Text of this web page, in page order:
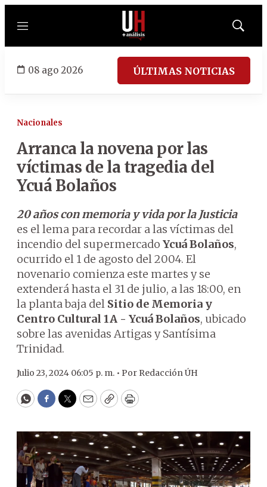
Menú
Mostrar
08 ago 2026 ÚLTIMAS NOTICIAS
Nacionales
Arranca la novena por las
víctimas de la tragedia del
Ycuá Bolaños
20 años con memoria y vida por la Justicia
es el lema para recordar a las víctimas del
incendio del supermercado Ycuá Bolaños,
ocurrido el 1 de agosto del 2004. El
novenario comienza este martes y se
extenderá hasta el 31 de julio, a las 18:00, en
la planta baja del Sitio de Memoria y
Centro Cultural 1A - Ycuá Bolaños, ubicado
sobre las avenidas Artigas y Santísima
Trinidad.
Julio 23, 2024 06:05 p. m. • Por Redacción ÚH
WhatsApp
Facebook
Twitter
EmailCopyPrint